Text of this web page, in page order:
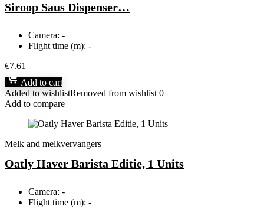
Siroop Saus Dispenser…
Camera: -
Flight time (m): -
€7.61
Add to cart
Added to wishlistRemoved from wishlist 0
Add to compare
Melk and melkvervangers
Oatly Haver Barista Editie, 1 Units
Camera: -
Flight time (m): -